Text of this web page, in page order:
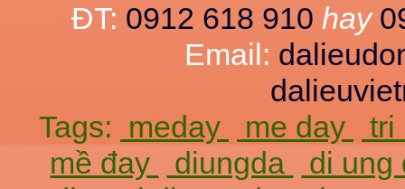
ĐT: 0912 618 910 hay
Email:
Tags: meday me day
tri
mề đay
diungda
di